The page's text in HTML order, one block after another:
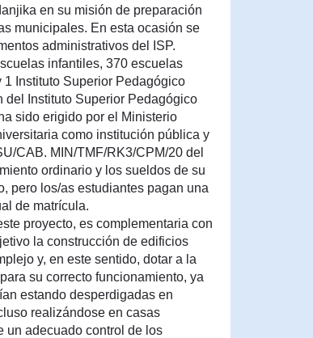
en su misión de preparación
municipales. En esta ocasión se
administrativos del ISP.
infantiles, 370 escuelas
Instituto Superior Pedagógico
del Instituto Superior Pedagógico
sido erigido por el Ministerio
como institución pública y
CAB. MIN/TMF/RK3/CPM/20 del
ordinario y los sueldos de su
pero los/as estudiantes pagan una
de matrícula.
proyecto, es complementaria con
la construcción de edificios
y, en este sentido, dotar a la
su correcto funcionamiento, ya
estando desperdigadas en
realizándose en casas
un adecuado control de los